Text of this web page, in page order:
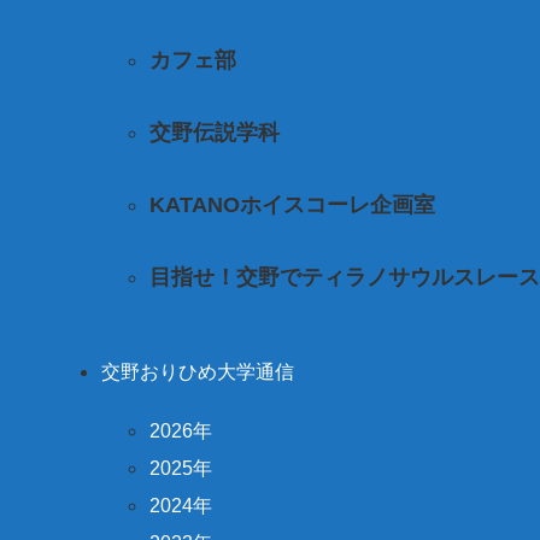
カフェ部
交野伝説学科
KATANOホイスコーレ企画室
目指せ！交野でティラノサウルスレー
交野おりひめ大学通信
2026年
2025年
2024年